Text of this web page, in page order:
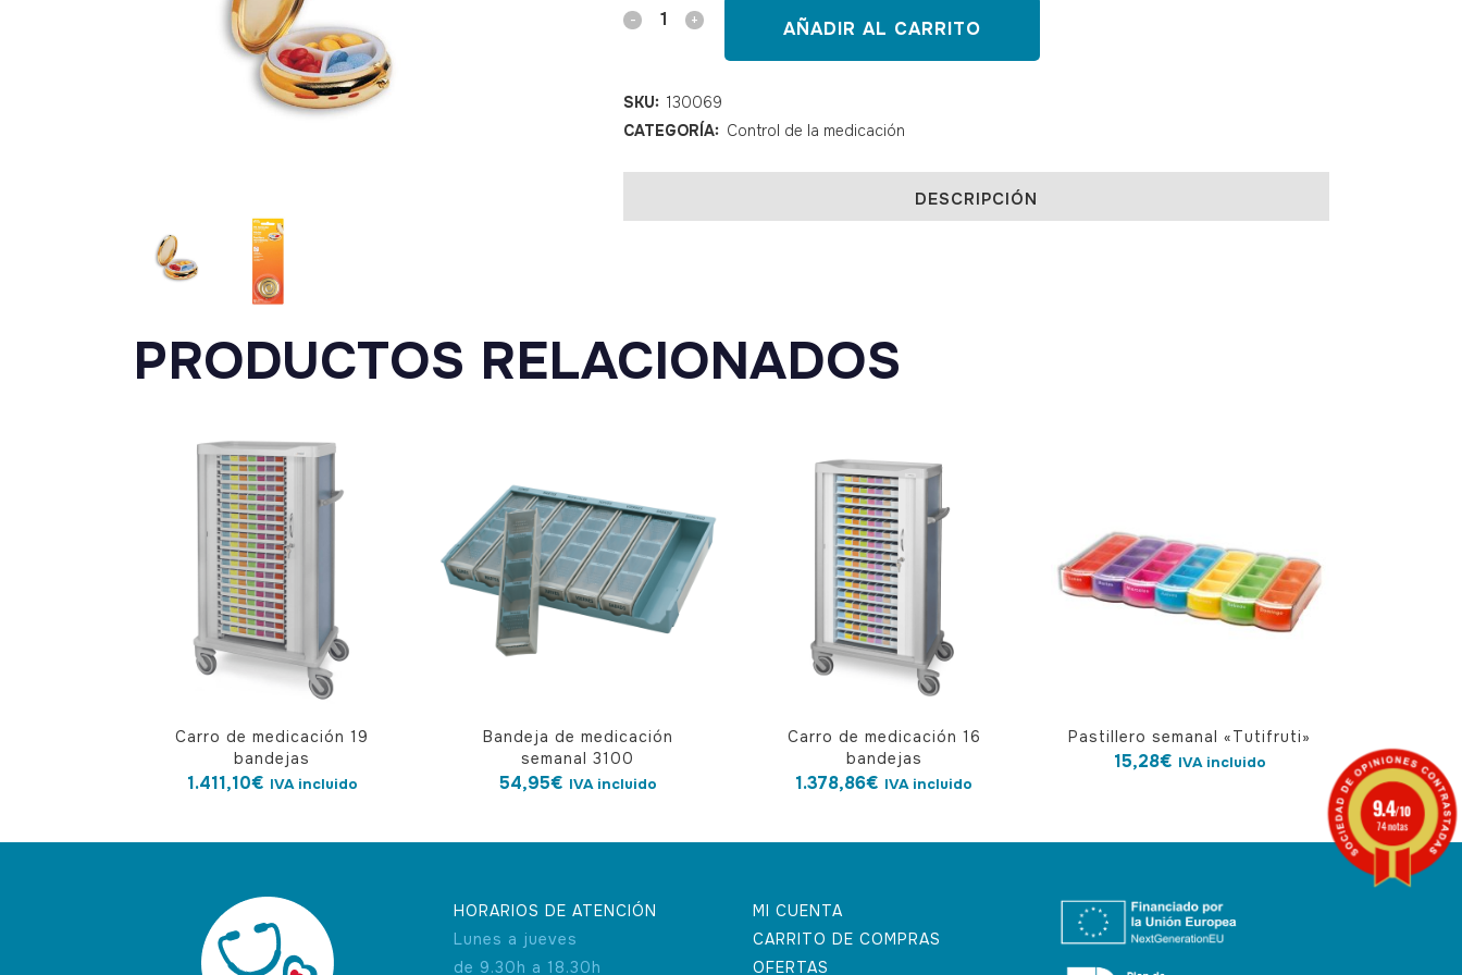
Pastillero
ROUND
FASHION
AÑADIR AL CARRITO
SKU: 130069
CATEGORÍA: Control de la medicación
DESCRIPCIÓN
PRODUCTOS RELACIONADOS
Carro de medicación 19
bandejas
1.411,10€ IVA incluido
Bandeja de medicación
semanal 3100
54,95€ IVA incluido
Carro de medicación 16
bandejas
1.378,86€ IVA incluido
Pastillero semanal «Tutifruti»
15,28€ IVA incluido
HORARIOS DE ATENCIÓN
Lunes a jueves
de 9.30h a 18.30h
MI CUENTA
CARRITO DE COMPRAS
OFERTAS
9.4/10
74 notas